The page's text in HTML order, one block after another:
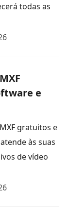
todas as
e
gratuitos e
às suas
de vídeo